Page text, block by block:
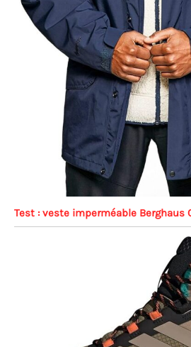
Test : veste imperméable Berghaus